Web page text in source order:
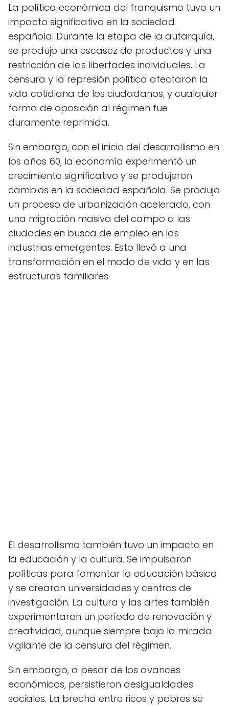
La política económica del franquismo tuvo un
impacto significativo en la sociedad
española. Durante la etapa de la autarquía,
se produjo una escasez de productos y una
restricción de las libertades individuales. La
censura y la represión política afectaron la
vida cotidiana de los ciudadanos, y cualquier
forma de oposición al régimen fue
duramente reprimida.
Sin embargo, con el inicio del desarrollismo en
los años 60, la economía experimentó un
crecimiento significativo y se produjeron
cambios en la sociedad española. Se produjo
un proceso de urbanización acelerado, con
una migración masiva del campo a las
ciudades en busca de empleo en las
industrias emergentes. Esto llevó a una
transformación en el modo de vida y en las
estructuras familiares.
El desarrollismo también tuvo un impacto en
la educación y la cultura. Se impulsaron
políticas para fomentar la educación básica
y se crearon universidades y centros de
investigación. La cultura y las artes también
experimentaron un período de renovación y
creatividad, aunque siempre bajo la mirada
vigilante de la censura del régimen.
Sin embargo, a pesar de los avances
económicos, persistieron desigualdades
sociales. La brecha entre ricos y pobres se